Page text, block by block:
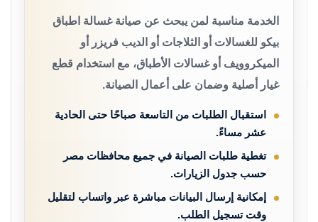
الخدمة مناسبة لمن يبحث عن صيانة غسالة اطباق
بيكو للغسالات أو الثلاجات أو الديب فريزر أو
الميكروويف أو غسالات الأطباق، مع استخدام قطع
غيار أصلية وضمان على أعمال الصيانة.
استقبال الطلبات من التاسعة صباحًا حتى الحادية
عشر مساءً.
تغطية طلبات الصيانة في جميع محافظات مصر
حسب جدول الزيارات.
إمكانية إرسال البيانات مباشرة عبر واتساب لتقليل
وقت تسجيل الطلب.